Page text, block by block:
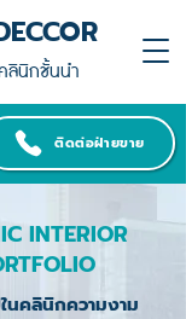
ลินิกชั้นนำ
ติดต่อฝ่ายขาย
INTERIOR
นคลินิกความงาม